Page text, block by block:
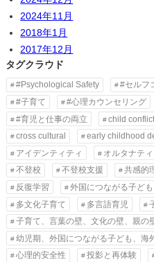
2024年11月
2018年1月
2017年12月
タグクラウド
#Psychological Safety #セルフ
#子育て
#心理カウンセリング
#育児と仕事の両立
child conflict
cross cultural
early childhood
アイデンティティ
オルタナテ
不登校
不登校支援 共感的
反復学習
外国につながる子ども
多文化子育て
多言語育児
子育て、言葉の壁、文化の壁、親の
幼児期、外国につながる子ども、
心理的安全性
投影と再体験